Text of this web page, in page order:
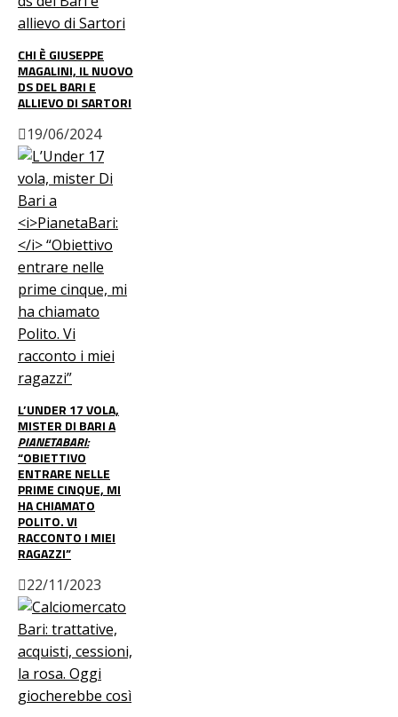
CHI È GIUSEPPE
MAGALINI, IL NUOVO
DS DEL BARI E
ALLIEVO DI SARTORI
19/06/2024
L’UNDER 17 VOLA,
MISTER DI BARI A
PIANETABARI:
“OBIETTIVO
ENTRARE NELLE
PRIME CINQUE, MI
HA CHIAMATO
POLITO. VI
RACCONTO I MIEI
RAGAZZI”
22/11/2023